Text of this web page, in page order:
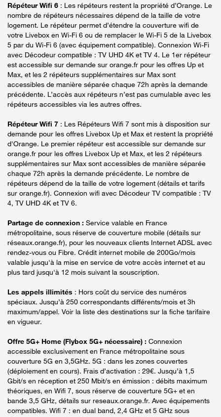
Répéteur Wifi 6 : Les répéteurs restent la propriété d’Orange. Le
nombre de répéteurs nécessaires dépend de la taille de votre
logement. Le répéteur permet d’étendre la couverture wifi de
votre Livebox en Wi-Fi 6 ou de remplacer le Wi-Fi 5 de la Livebox
5 par du Wi-Fi 6 (avec équipement compatible). Connexion Wi-Fi
avec Décodeur compatible : TV UHD 4K et TV 4. Le 1er répéteur
est accessible sur demande sur orange.fr pour les offres Up et
Max, et les 2 répéteurs supplémentaires sur Max sont
accessibles de manière séparée chaque 72h après la demande
précédente. L’accès aux répéteurs n’est pas cumulable avec les
répéteurs accessibles via les autres offres.
Répéteur Wifi 7 : Les Répéteurs Wifi 7 sont mis à disposition sur
demande pour les offres Livebox Up et Max et restent la propriété
d'Orange. Le premier répéteur est accessible sur demande sur
orange.fr pour les offres Livebox Up et Max, et les 2 répéteurs
supplémentaires sur Max sont accessibles de manière séparée
chaque 72h après la demande précédente. Le nombre de
répéteurs dépend de la taille de votre logement (détails et tarifs
sur orange.fr). Connexion wifi avec Décodeur TV compatible : TV
4, TV UHD 4K et TV 6.
Partage de connexion : Service valable en France
métropolitaine, sous réserve de couverture mobile (détails sur
réseaux.orange.fr), pour les nouveaux clients Internet ADSL avec
rendez-vous ou Fibre. Crédit internet mobile de 200Go/mois
valable jusqu'à la mise en service de votre accès internet et au
plus tard jusqu'à 12 mois suivant la souscription.
Les appels illimités : Hors coût du service des numéros
spéciaux. Jusqu’à 250 correspondants différents/mois et 3h
maximum/appel. Voir la liste des destinations sur la fiche tarifaire
en vigueur.
Offre 5G+ Home (Flybox 5G+ nécessaire) : Connexion
accessible exclusivement en France métropolitaine sous
couverture 5G en 3,5GHz. 5G : dans les zones couvertes
(déploiement en cours). Frais d’activation : 29€. Jusqu’à 1,5
Gbit/s en réception et 250 Mbit/s en émission : débits maximum
théoriques, en Wifi 7, sous réserve de couverture 5G+ et en
bande 3,5 GHz, détails sur reseaux.orange.fr. Avec équipements
compatibles. Wifi 7 : en dual band, 2,4 GHz et 5 GHz sous